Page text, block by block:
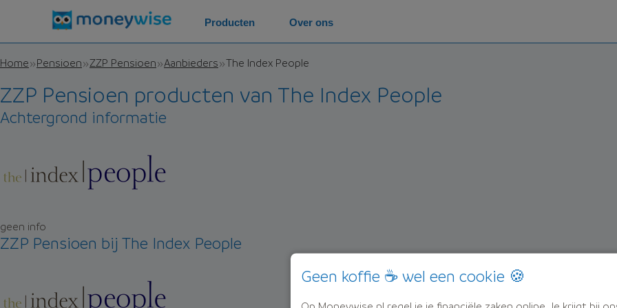
Home Pensioen ZZP Pensioen Aanbieders The Index People
ZZP Pensioen producten van The Index People
Achtergrond informatie
geen info
ZZP Pensioen bij The Index People
Producten Over ons
Geen koffie ☕ wel een cookie 🍪